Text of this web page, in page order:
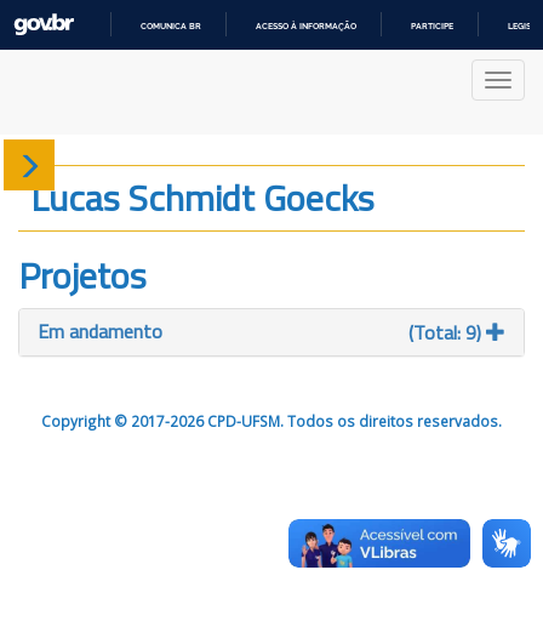
COMUNICA BR ACESSO À INFORMAÇÃO PARTICIPE
Sobre
Produção
Projetos
Gráficos
Lucas Schmidt Goecks
Projetos
Em andamento (Total: 9)
Copyright © 2017-2026 CPD-UFSM. Todos os direitos reservados.